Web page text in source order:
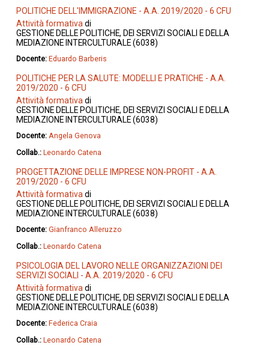
POLITICHE DELL'IMMIGRAZIONE - A.A. 2019/2020 - 6 CFU
Attività formativa di
GESTIONE DELLE POLITICHE, DEI SERVIZI SOCIALI E DELLA
MEDIAZIONE INTERCULTURALE (6038)
Docente:Eduardo Barberis
POLITICHE PER LA SALUTE: MODELLI E PRATICHE - A.A.
2019/2020 - 6 CFU
Attività formativa di
GESTIONE DELLE POLITICHE, DEI SERVIZI SOCIALI E DELLA
MEDIAZIONE INTERCULTURALE (6038)
Docente: Angela Genova
Collab.:Leonardo Catena
PROGETTAZIONE DELLE IMPRESE NON-PROFIT - A.A.
2019/2020 - 6 CFU
Attività formativa di
GESTIONE DELLE POLITICHE, DEI SERVIZI SOCIALI E DELLA
MEDIAZIONE INTERCULTURALE (6038)
Docente:Gianfranco Alleruzzo
Collab.:Leonardo Catena
PSICOLOGIA DEL LAVORO NELLE ORGANIZZAZIONI DEI
SERVIZI SOCIALI - A.A. 2019/2020 - 6 CFU
Attività formativa di
GESTIONE DELLE POLITICHE, DEI SERVIZI SOCIALI E DELLA
MEDIAZIONE INTERCULTURALE (6038)
Docente:Federica Craia
Collab.:Leonardo Catena